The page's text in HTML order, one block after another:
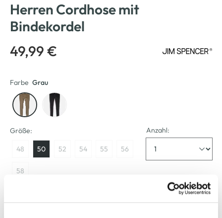
Herren Cordhose mit
Bindekordel
49,99 €
Farbe Grau
Größe:
48 50 52 54 55 56
58
Anzahl: